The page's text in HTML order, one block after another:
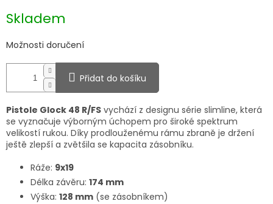
cena:
Skladem
Možnosti doručení
Přidat do košíku
Pistole Glock 48 R/FS vychází z designu série slimline, která
se vyznačuje výborným úchopem pro široké spektrum
velikostí rukou. Díky prodlouženému rámu zbraně je držení
ještě zlepší a zvětšila se kapacita zásobníku.
Ráže: 9x19
Délka závěru: 174 mm
Výška: 128 mm (se zásobníkem)